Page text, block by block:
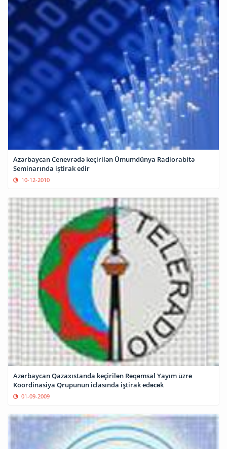
Azərbaycan Cenevrədə keçirilən Ümumdünya Radiorabitə
Seminarında iştirak edir
10-12-2010
Azərbaycan Qazaxıstanda keçirilən Rəqəmsal Yayım üzrə
Koordinasiya Qrupunun iclasında iştirak edəcək
01-09-2009